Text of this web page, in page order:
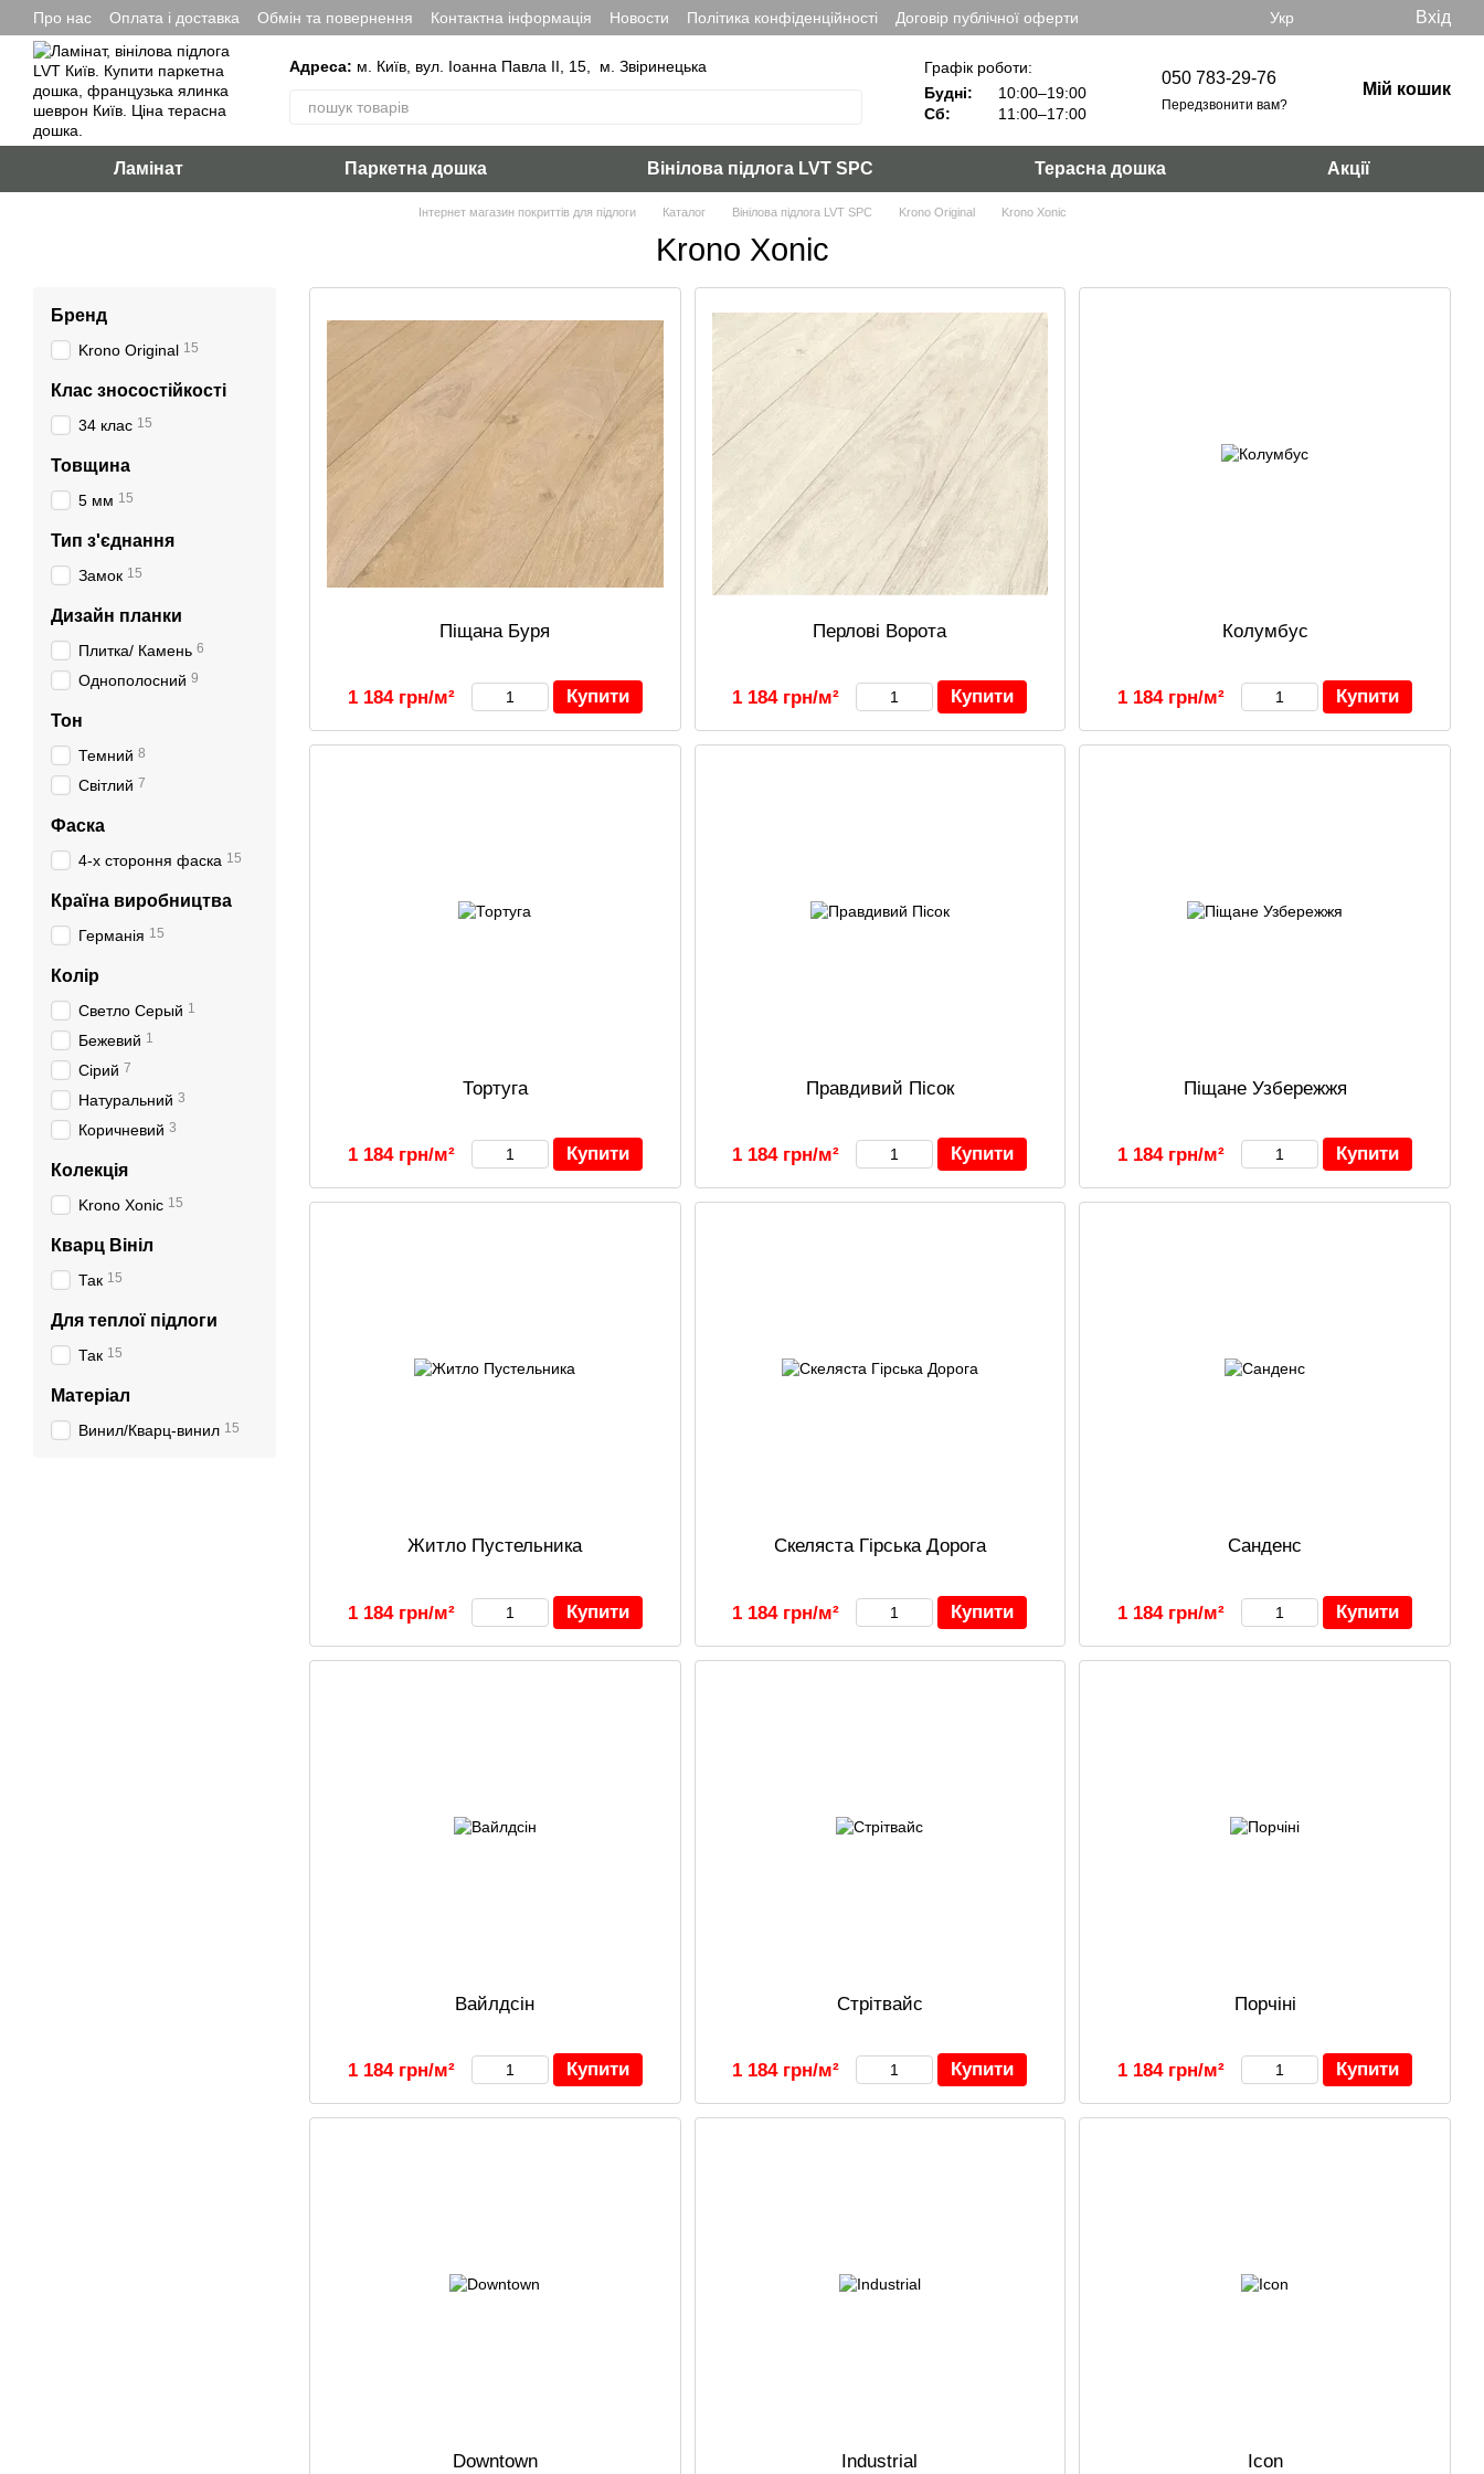
Перейти до основного контенту
Про нас Оплата і доставка Обмін та повернення Контактна інформація Новости Політика конфіденційності Договір публічної оферти Укр Вхід
Адреса: м. Київ, вул. Іоанна Павла ІІ, 15, м. Звіринецька
Графік роботи:
Будні:
10:00–19:00
Сб:
11:00–17:00
050 783-29-76
Передзвонити вам?
Мій кошик
Ламінат Паркетна дошка Вінілова підлога LVT SPC Терасна дошка Акції
Інтернет магазин покриттів для підлоги Каталог Вінілова підлога LVT SPC Krono Original Krono Xonic
Krono Xonic
Піщана Буря
1 184 грн/м² Купити
Перлові Ворота
1 184 грн/м² Купити
Колумбус
1 184 грн/м² Купити
Тортуга
1 184 грн/м² Купити
Правдивий Пісок
1 184 грн/м² Купити
Піщане Узбережжя
1 184 грн/м² Купити
Житло Пустельника
1 184 грн/м² Купити
Скеляста Гірська Дорога
1 184 грн/м² Купити
Санденс
1 184 грн/м² Купити
Вайлдсін
1 184 грн/м² Купити
Стрітвайс
1 184 грн/м² Купити
Порчіні
1 184 грн/м² Купити
Downtown Industrial Icon
Бренд
Krono Original 15
Клас зносостійкості
34 клас 15
Товщина
5 мм 15
Тип з'єднання
Замок 15
Дизайн планки
Плитка/ Камень 6
Однополосний 9
Тон
Темний 8
Світлий 7
Фаска
4-х стороння фаска 15
Країна виробництва
Германія 15
Колір
Светло Серый 1
Бежевий 1
Сірий 7
Натуральний 3
Коричневий 3
Колекція
Krono Xonic 15
Кварц Вініл
Так 15
Для теплої підлоги
Так 15
Матеріал
Винил/Кварц-винил 15